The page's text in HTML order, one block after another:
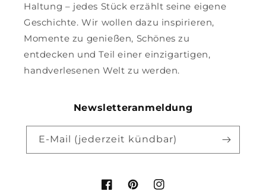
Haltung – jedes Stück erzählt seine eigene
Geschichte. Wir wollen dazu inspirieren,
Momente zu genießen, Schönes zu
entdecken und Teil einer einzigartigen,
handverlesenen Welt zu werden.
Newsletteranmeldung
E-Mail (jederzeit kündbar)